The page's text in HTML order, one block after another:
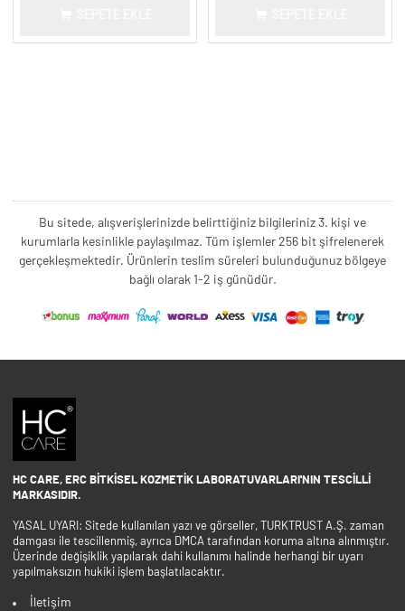
Bu sitede, alışverişlerinizde belirttiğiniz bilgileriniz 3. kişi ve
kurumlarla kesinlikle paylaşılmaz. Tüm işlemler 256 bit şifrelenerek
gerçekleşmektedir. Ürünlerin teslim süreleri bulunduğunuz bölgeye
bağlı olarak 1-2 iş günüdür.
HC CARE, ERC BITKISEL KOZMETIK LABORATUVARLARI'NIN TESCILLI
MARKASIDIR.
YASAL UYARI: Sitede kullanılan yazı ve görseller, TURKTRUST A.Ş. zaman
damgası ile tescillenmiş, ayrıca DMCA tarafından koruma altına alınmıştır.
Üzerinde değişiklik yapılarak dahi kullanımı halinde herhangi bir uyarı
yapılmaksızın hukiki işlem başlatılacaktır.
İletişim